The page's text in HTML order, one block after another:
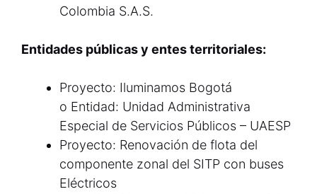
Colombia S.A.S.
Entidades públicas y entes territoriales:
Proyecto: Iluminamos Bogotá
o Entidad: Unidad Administrativa
Especial de Servicios Públicos – UAESP
Proyecto: Renovación de flota del
componente zonal del SITP con buses
Eléctricos